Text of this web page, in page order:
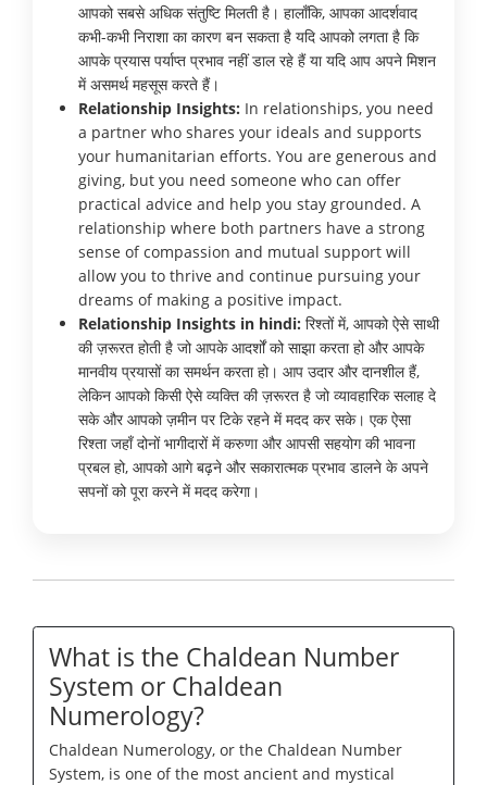
आपको सबसे अधिक संतुष्टि मिलती है। हालाँकि, आपका आदर्शवाद
कभी-कभी निराशा का कारण बन सकता है यदि आपको लगता है कि
आपके प्रयास पर्याप्त प्रभाव नहीं डाल रहे हैं या यदि आप अपने मिशन
में असमर्थ महसूस करते हैं।
Relationship Insights: In relationships, you need
a partner who shares your ideals and supports
your humanitarian efforts. You are generous and
giving, but you need someone who can offer
practical advice and help you stay grounded. A
relationship where both partners have a strong
sense of compassion and mutual support will
allow you to thrive and continue pursuing your
dreams of making a positive impact.
Relationship Insights in hindi: रिश्तों में, आपको ऐसे साथी
की ज़रूरत होती है जो आपके आदर्शों को साझा करता हो और आपके
मानवीय प्रयासों का समर्थन करता हो। आप उदार और दानशील हैं,
लेकिन आपको किसी ऐसे व्यक्ति की ज़रूरत है जो व्यावहारिक सलाह दे
सके और आपको ज़मीन पर टिके रहने में मदद कर सके। एक ऐसा
रिश्ता जहाँ दोनों भागीदारों में करुणा और आपसी सहयोग की भावना
प्रबल हो, आपको आगे बढ़ने और सकारात्मक प्रभाव डालने के अपने
सपनों को पूरा करने में मदद करेगा।
What is the Chaldean Number
System or Chaldean
Numerology?
Chaldean Numerology, or the Chaldean Number
System, is one of the most ancient and mystical